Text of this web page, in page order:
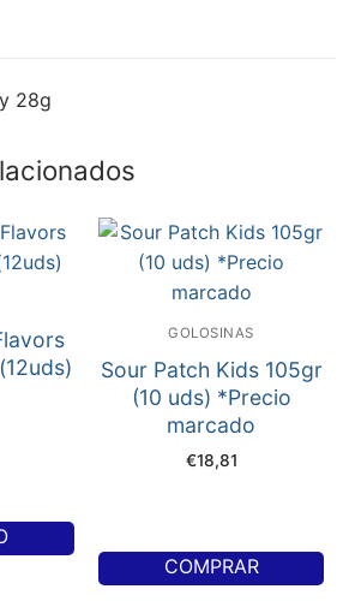
28g
GOLOSINAS
Sour Patch Kids 105gr
(10 uds) *Precio
marcado
€18,81
COMPRAR